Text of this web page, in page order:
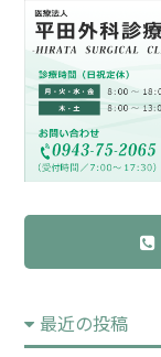
最近の投稿